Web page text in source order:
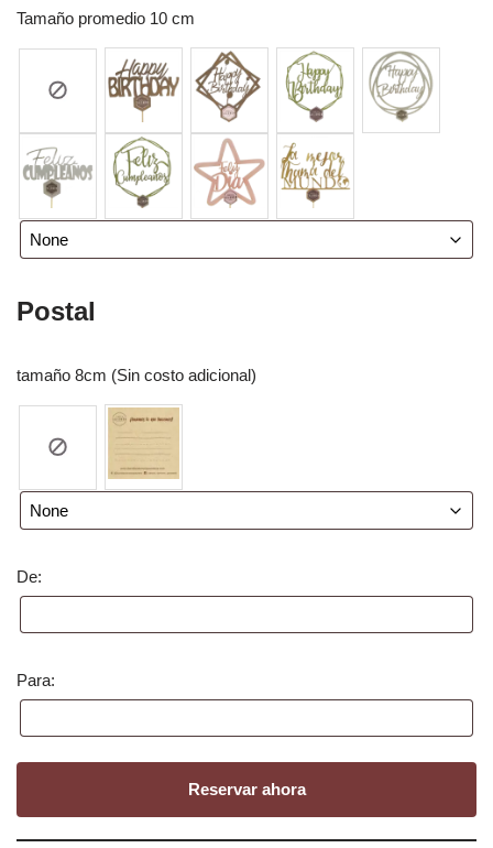
Tamaño promedio 10 cm
Postal
tamaño 8cm (Sin costo adicional)
De:
Para:
Reservar ahora